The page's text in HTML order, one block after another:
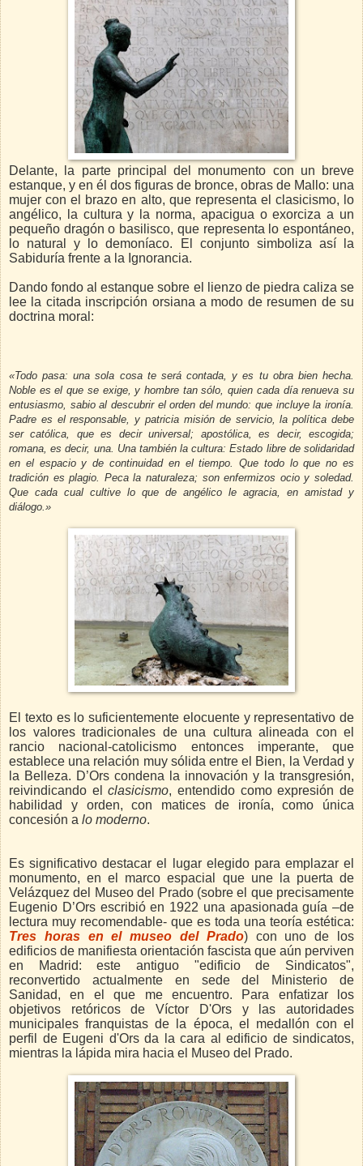
Delante, la parte principal del monumento con un breve
estanque, y en él dos figuras de bronce, obras de Mallo: una
mujer con el brazo en alto, que representa el clasicismo, lo
angélico, la cultura y la norma, apacigua o exorciza a un
pequeño dragón o basilisco, que representa lo espontáneo,
lo natural y lo demoníaco. El conjunto simboliza así la
Sabiduría frente a la Ignorancia.
Dando fondo al estanque sobre el lienzo de piedra caliza se
lee la citada inscripción orsiana a modo de resumen de su
doctrina moral:
«Todo pasa: una sola cosa te será contada, y es tu obra bien hecha.
Noble es el que se exige, y hombre tan sólo, quien cada día renueva su
entusiasmo, sabio al descubrir el orden del mundo: que incluye la ironía.
Padre es el responsable, y patricia misión de servicio, la política debe
ser católica, que es decir universal; apostólica, es decir, escogida;
romana, es decir, una. Una también la cultura: Estado libre de solidaridad
en el espacio y de continuidad en el tiempo. Que todo lo que no es
tradición es plagio. Peca la naturaleza; son enfermizos ocio y soledad.
Que cada cual cultive lo que de angélico le agracia, en amistad y
diálogo.»
El texto es lo suficientemente elocuente y representativo de
los valores tradicionales de una cultura alineada con el
rancio nacional-catolicismo entonces imperante, que
establece una relación muy sólida entre el Bien, la Verdad y
la Belleza. D’Ors condena la innovación y la transgresión,
reivindicando elclasicismo, entendido como expresión de
habilidad y orden, con matices de ironía, como única
concesión a lo moderno.
Es significativo destacar el lugar elegido para emplazar el
monumento, en el marco espacial que une la puerta de
Velázquez del Museo del Prado (sobre el que precisamente
Eugenio D’Ors escribió en 1922 una apasionada guía –de
lectura muy recomendable- que es toda una teoría estética:
Tres horas en el museo del Prado) con uno de los
edificios de manifiesta orientación fascista que aún perviven
en Madrid: este antiguo "edificio de Sindicatos",
reconvertido actualmente en sede del Ministerio de
Sanidad, en el que me encuentro. Para enfatizar los
objetivos retóricos de Víctor D'Ors y las autoridades
municipales franquistas de la época, el medallón con el
perfil de Eugeni d'Ors da la cara al edificio de sindicatos,
mientras la lápida mira hacia el Museo del Prado.